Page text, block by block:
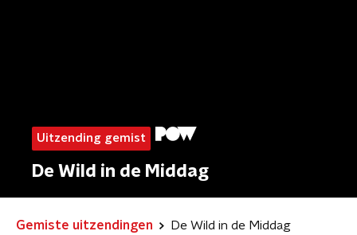
Uitzending gemist
De Wild in de Middag
Gemiste uitzendingen De Wild in de Middag